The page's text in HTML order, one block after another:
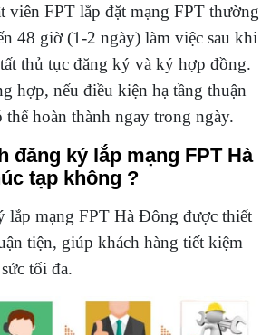
viên FPT lắp đặt mạng FPT thường
48 giờ (1-2 ngày) làm việc sau khi
thủ tục đăng ký và ký hợp đồng.
hợp, nếu điều kiện hạ tầng thuận
hoàn thành ngay trong ngày.
đăng ký lắp mạng FPT Hà
tạp không ?
lắp mạng FPT Hà Đông được thiết
tiện, giúp khách hàng tiết kiệm
tối đa.